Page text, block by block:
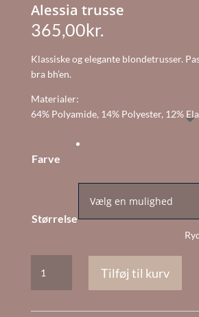
Alessia trusse
365,00kr.
Klassiske og elegante blondetrusser.
bra bh’en.
Materialer:
64% Polyamide, 14% Polyester, 12%
Farve
Størrelse
trusse
antal
Tilføj til kurv